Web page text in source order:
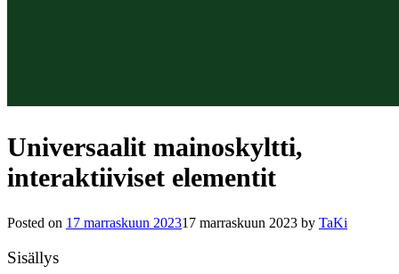
Universaalit mainoskyltti,
interaktiiviset elementit
Posted on 17 marraskuun 202317 marraskuun 2023 by TaKi
Sisällys